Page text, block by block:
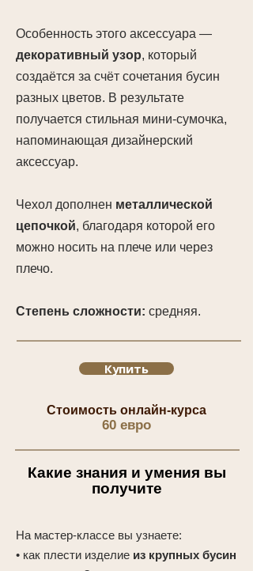
Особенность этого аксессуара —
декоративный узор, который
создаётся за счёт сочетания бусин
разных цветов. В результате
получается стильная мини-сумочка,
напоминающая дизайнерский
аксессуар.
Чехол дополнен металлической
цепочкой, благодаря которой его
можно носить на плече или через
плечо.
Степень сложности: средняя.
Купить
Стоимость онлайн-курса
60 евро
Какие знания и умения вы
получите
На мастер-классе вы узнаете:
• как плести изделие из крупных бусин